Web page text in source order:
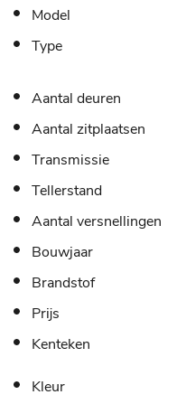
Model
Type
Aantal deuren
Aantal zitplaatsen
Transmissie
Tellerstand
Aantal versnellingen
Bouwjaar
Brandstof
Prijs
Kenteken
Kleur